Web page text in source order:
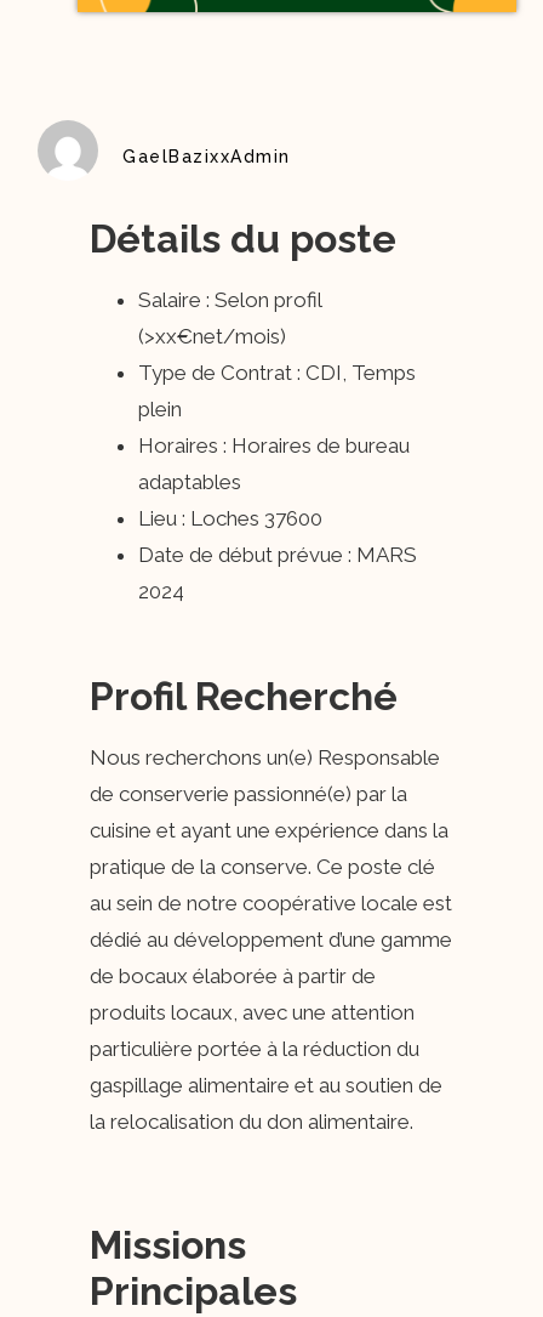
GaelBazixxAdmin
Détails du poste
Salaire : Selon profil
(>xx€net/mois)
Type de Contrat : CDI, Temps
plein
Horaires : Horaires de bureau
adaptables
Lieu : Loches 37600
Date de début prévue : MARS
2024
Profil Recherché
Nous recherchons un(e) Responsable
de conserverie passionné(e) par la
cuisine et ayant une expérience dans la
pratique de la conserve. Ce poste clé
au sein de notre coopérative locale est
dédié au développement d’une gamme
de bocaux élaborée à partir de
produits locaux, avec une attention
particulière portée à la réduction du
gaspillage alimentaire et au soutien de
la relocalisation du don alimentaire.
Missions
Principales